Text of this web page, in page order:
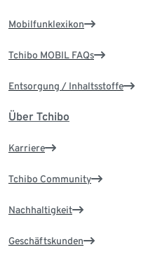
Mobilfunklexikon
Tchibo MOBIL FAQs
Entsorgung / Inhaltsstoffe
Über Tchibo
Karriere
Tchibo Community
Nachhaltigkeit
Geschäftskunden